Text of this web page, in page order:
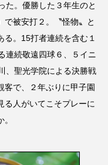
た。優勝した３年生のと
で被安打２。〝怪物〟と
。15打者連続を含む１
連続敬遠四球６、５イニ
、聖光学院による決勝戦
で、２年ぶりに甲子園
る人がいてこそプレーに